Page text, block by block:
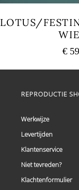
LOTUS/
€
REPRODUCTIE
Werkwijze
Levertijden
Klantenservice
Niet tevreden?
Klachtenformulier